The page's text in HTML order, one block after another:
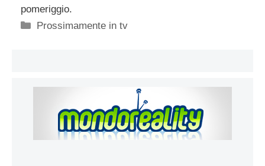
pomeriggio.
Categorie
Prossimamente in tv